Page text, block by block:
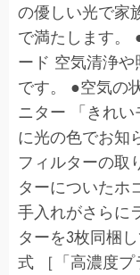
の優しい光で家
で満たします。
ード 空気清浄
です。 ●空気の
ニター 「きれ
に光の色でお知
フィルターの取
ターについたホ
手入れがさらに
ターを3枚同梱
式 ［「高濃度